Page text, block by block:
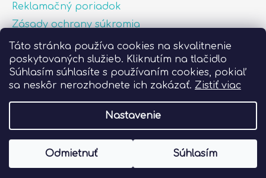
Táto stránka používa cookies na skvalitnenie
poskytovaných služieb. Kliknutím na tlačidlo
Súhlasím súhlasíte s používaním cookies, pokiaľ
sa neskôr nerozhodnete ich zakázať. Zistiť viac
Nastavenie
Odmietnuť Súhlasím
Reklamačný poriadok
Zásady ochrany súkromia
Zásady používania súborov cookies
O nás
FAQ
Vytvoril Shoptet
Copyright 2026
. Všetky práva
vyhradené.Upraviť nastavenie cookies